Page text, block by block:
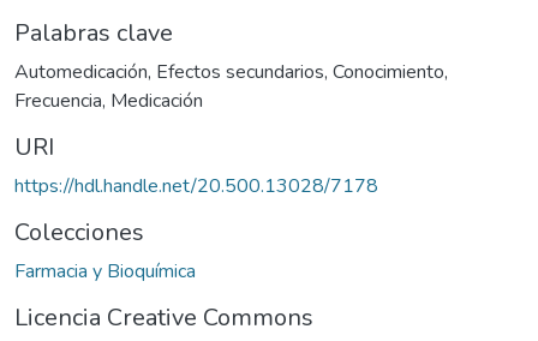
Palabras clave
Automedicación, Efectos secundarios, Conocimiento,
Frecuencia, Medicación
URI
https://hdl.handle.net/20.500.13028/7178
Colecciones
Farmacia y Bioquímica
Licencia Creative Commons